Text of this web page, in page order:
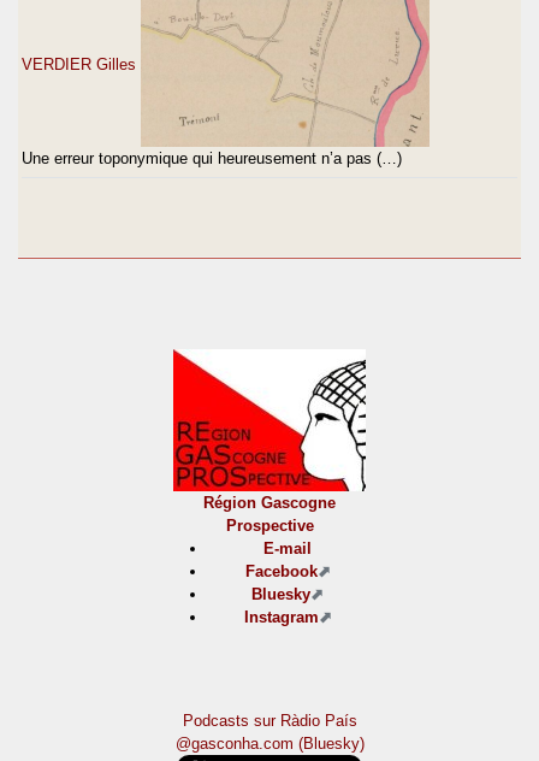
VERDIER Gilles
Une erreur toponymique qui heureusement n’a pas (…)
Région Gascogne
Prospective
E-mail
Facebook
Bluesky
Instagram
Podcasts sur Ràdio País
@gasconha.com (Bluesky)